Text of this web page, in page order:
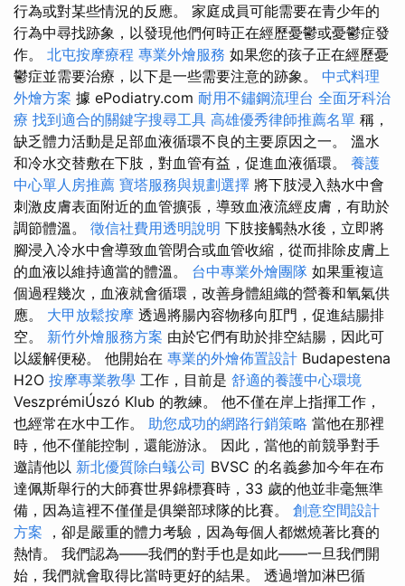
行為或對某些情況的反應。 家庭成員可能需要在青少年的
行為中尋找跡象，以發現他們何時正在經歷憂鬱或憂鬱症發
作。 北屯按摩療程 專業外燴服務 如果您的孩子正在經歷憂
鬱症並需要治療，以下是一些需要注意的跡象。 中式料理
外燴方案 據 ePodiatry.com 耐用不鏽鋼流理台 全面牙科治
療 找到適合的關鍵字搜尋工具 高雄優秀律師推薦名單 稱，
缺乏體力活動是足部血液循環不良的主要原因之一。 溫水
和冷水交替敷在下肢，對血管有益，促進血液循環。 養護
中心單人房推薦 寶塔服務與規劃選擇 將下肢浸入熱水中會
刺激皮膚表面附近的血管擴張，導致血液流經皮膚，有助於
調節體溫。 徵信社費用透明說明 下肢接觸熱水後，立即將
腳浸入冷水中會導致血管閉合或血管收縮，從而排除皮膚上
的血液以維持適當的體溫。 台中專業外燴團隊 如果重複這
個過程幾次，血液就會循環，改善身體組織的營養和氧氣供
應。 大甲放鬆按摩 透過將腸內容物移向肛門，促進結腸排
空。 新竹外燴服務方案 由於它們有助於排空結腸，因此可
以緩解便秘。 他開始在 專業的外燴佈置設計 Budapestena
H2O 按摩專業教學 工作，目前是 舒適的養護中心環境
VeszprémiÚszó Klub 的教練。 他不僅在岸上指揮工作，
也經常在水中工作。 助您成功的網路行銷策略 當他在那裡
時，他不僅能控制，還能游泳。 因此，當他的前競爭對手
邀請他以 新北優質除白蟻公司 BVSC 的名義參加今年在布
達佩斯舉行的大師賽世界錦標賽時，33 歲的他並非毫無準
備，因為這裡不僅僅是俱樂部球隊的比賽。 創意空間設計
方案 ，卻是嚴重的體力考驗，因為每個人都燃燒著比賽的
熱情。 我們認為——我們的對手也是如此——一旦我們開
始，我們就會取得比當時更好的結果。 透過增加淋巴循